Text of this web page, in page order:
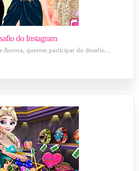
do Instagram
Aurora, querem participar do desafio...